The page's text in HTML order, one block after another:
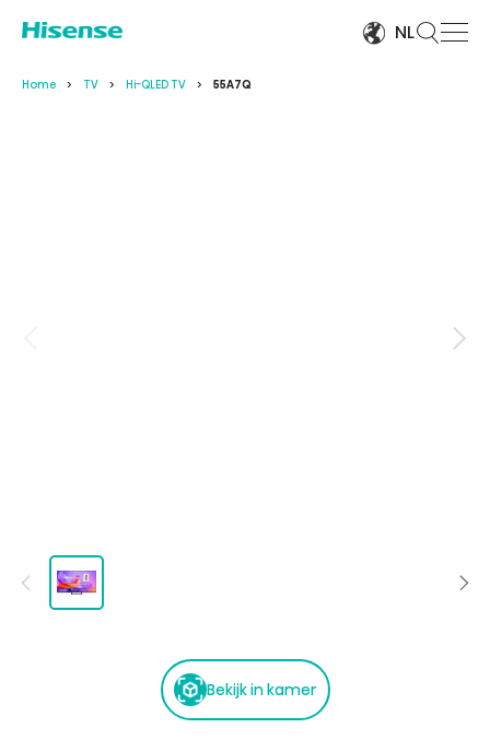
NL
Home TV Hi-QLED TV 55A7Q
Bekijk in kamer